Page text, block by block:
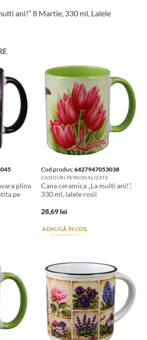
ani!” 8 Martie, 330 ml, Lalele
plina
pe
Cod produs:6427947053038
CADOURI PERSONALIZATE
Cana ceramica „La multi ani!”,
330 ml, lalele rosii
28,69 lei
ADAUGĂ ÎN COȘ